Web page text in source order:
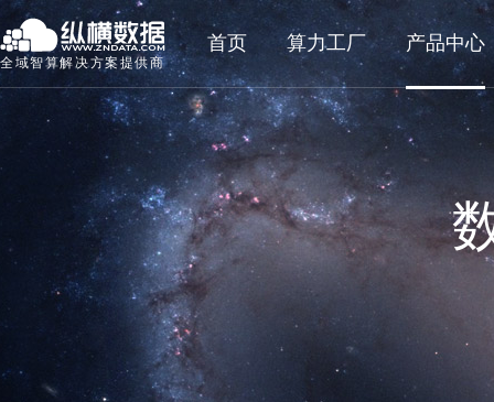
全域智算解决方案提供商
首页 算力工厂 产品中心